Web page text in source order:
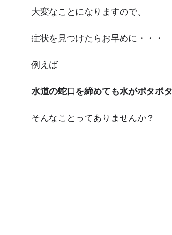
大変なことになりますので、
症状を見つけたらお早めに・・・
例えば
水道の蛇口を締めても水がポタポタ
そんなことってありませんか？